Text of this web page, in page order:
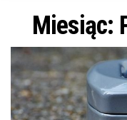
Miesiąc: